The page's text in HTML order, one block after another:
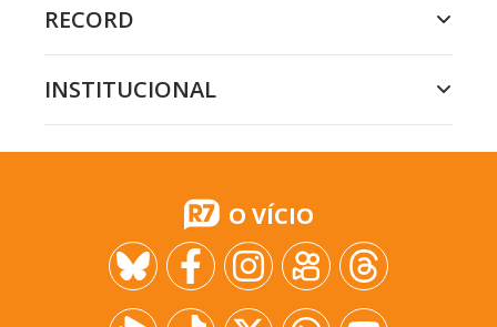
RECORD
INSTITUCIONAL
O VÍCIO